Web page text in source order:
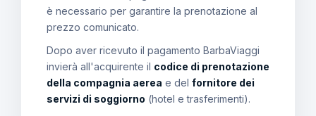
è necessario per garantire la prenotazione al
prezzo comunicato.
Dopo aver ricevuto il pagamento BarbaViaggi
invierà all'acquirente il codice di prenotazione
della compagnia aerea e del fornitore dei
servizi di soggiorno (hotel e trasferimenti).